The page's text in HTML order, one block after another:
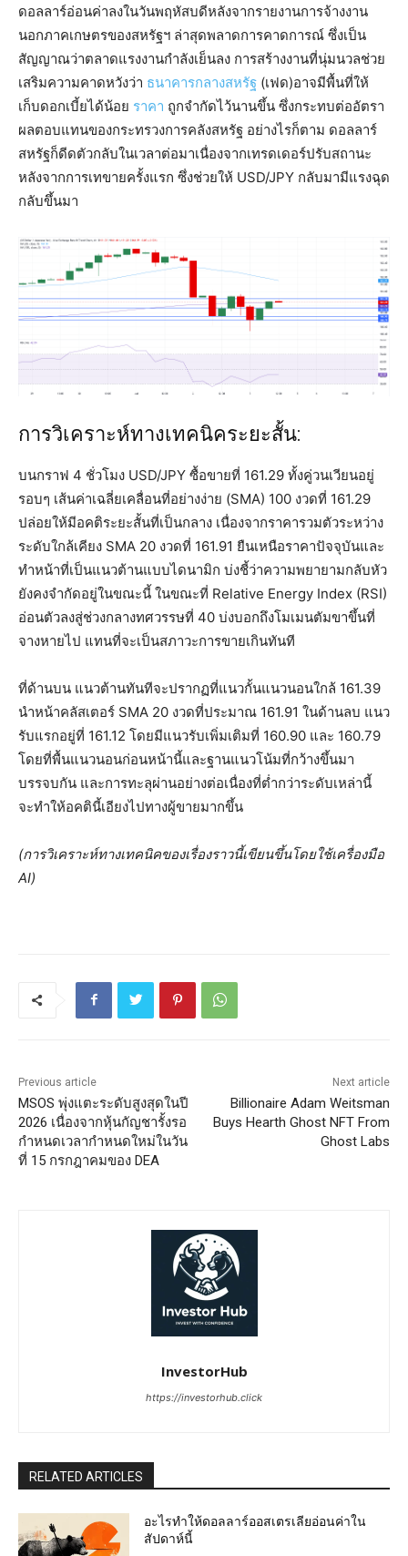
ดอลลาร์อ่อนค่าลงในวันพฤหัสบดีหลังจากรายงานการจ้างงาน
นอกภาคเกษตรของสหรัฐฯ ล่าสุดพลาดการคาดการณ์ ซึ่งเป็น
สัญญาณว่าตลาดแรงงานกำลังเย็นลง การสร้างงานที่นุ่มนวลช่วย
เสริมความคาดหวังว่า ธนาคารกลางสหรัฐ (เฟด)อาจมีพื้นที่ให้
เก็บดอกเบี้ยได้น้อย ราคา ถูกจำกัดไว้นานขึ้น ซึ่งกระทบต่ออัตรา
ผลตอบแทนของกระทรวงการคลังสหรัฐ อย่างไรก็ตาม ดอลลาร์
สหรัฐก็ดีดตัวกลับในเวลาต่อมาเนื่องจากเทรดเดอร์ปรับสถานะ
หลังจากการเทขายครั้งแรก ซึ่งช่วยให้ USD/JPY กลับมามีแรงฉุด
กลับขึ้นมา
การวิเคราะห์ทางเทคนิคระยะสั้น:
บนกราฟ 4 ชั่วโมง USD/JPY ซื้อขายที่ 161.29 ทั้งคู่วนเวียนอยู่
รอบๆ เส้นค่าเฉลี่ยเคลื่อนที่อย่างง่าย (SMA) 100 งวดที่ 161.29
ปล่อยให้มีอคติระยะสั้นที่เป็นกลาง เนื่องจากราคารวมตัวระหว่าง
ระดับใกล้เคียง SMA 20 งวดที่ 161.91 ยืนเหนือราคาปัจจุบันและ
ทำหน้าที่เป็นแนวต้านแบบไดนามิก บ่งชี้ว่าความพยายามกลับหัว
ยังคงจำกัดอยู่ในขณะนี้ ในขณะที่ Relative Energy Index (RSI)
อ่อนตัวลงสู่ช่วงกลางทศวรรษที่ 40 บ่งบอกถึงโมเมนตัมขาขึ้นที่
จางหายไป แทนที่จะเป็นสภาวะการขายเกินทันที
ที่ด้านบน แนวต้านทันทีจะปรากฏที่แนวกั้นแนวนอนใกล้ 161.39
นำหน้าคลัสเตอร์ SMA 20 งวดที่ประมาณ 161.91 ในด้านลบ แนว
รับแรกอยู่ที่ 161.12 โดยมีแนวรับเพิ่มเติมที่ 160.90 และ 160.79
โดยที่พื้นแนวนอนก่อนหน้านี้และฐานแนวโน้มที่กว้างขึ้นมา
บรรจบกัน และการทะลุผ่านอย่างต่อเนื่องที่ต่ำกว่าระดับเหล่านี้
จะทำให้อคตินี้เอียงไปทางผู้ขายมากขึ้น
(การวิเคราะห์ทางเทคนิคของเรื่องราวนี้เขียนขึ้นโดยใช้เครื่องมือ
AI)
Previous article
MSOS พุ่งแตะระดับสูงสุดในปี
2026 เนื่องจากหุ้นกัญชารั้งรอ
กำหนดเวลากำหนดใหม่ในวัน
ที่ 15 กรกฎาคมของ DEA
Next article
Billionaire Adam Weitsman
Buys Hearth Ghost NFT From
Ghost Labs
InvestorHub
https://investorhub.click
RELATED ARTICLES
อะไรทำให้ดอลลาร์ออสเตรเลียอ่อนค่าใน
สัปดาห์นี้